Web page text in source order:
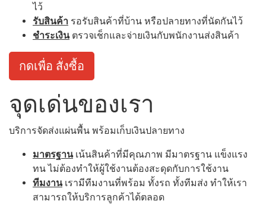
ไว้
รับสินค้า รอรับสินค้าที่บ้าน หรือปลายทางที่นัดกันไว้
ชำระเงินตรวจเช็กและจ่ายเงินกับพนักงานส่งสินค้า
กดเพื่อ สั่งซื้อ
จุดเด่นของเรา
บริการจัดส่งแผ่นพื้น พร้อมเก็บเงินปลายทาง
มาตรฐานเน้นสินค้าที่มีคุณภาพ มีมาตรฐาน แข็งแรง
ทน ไม่ต้องทำให้ผู้ใช้งานต้องสะดุดกับการใช้งาน
ทีมงานเรามีทีมงานที่พร้อม ทั้งรถ ทั้งทีมส่ง ทำให้เรา
สามารถให้บริการลูกค้าได้ตลอด